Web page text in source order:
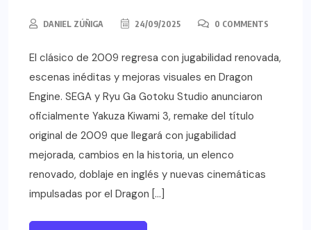
DANIEL ZÚÑIGA 24/09/2025 0 COMMENTS
El clásico de 2009 regresa con jugabilidad renovada,
escenas inéditas y mejoras visuales en Dragon
Engine. SEGA y Ryu Ga Gotoku Studio anunciaron
oficialmente Yakuza Kiwami 3, remake del título
original de 2009 que llegará con jugabilidad
mejorada, cambios en la historia, un elenco
renovado, doblaje en inglés y nuevas cinemáticas
impulsadas por el Dragon […]